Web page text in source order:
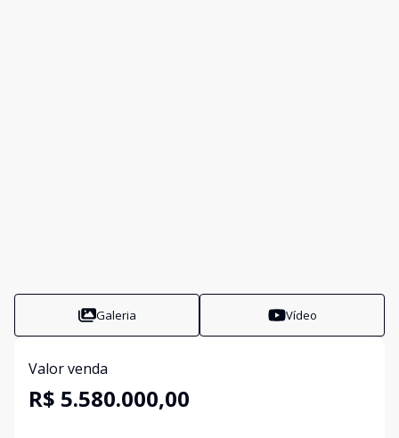
Galeria Vídeo
Valor venda
R$ 5.580.000,00